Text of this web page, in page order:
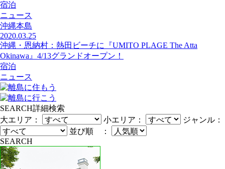
宿泊
ニュース
沖縄本島
2020.03.25
沖縄・恩納村：熱田ビーチに『UMITO PLAGE The Atta
Okinawa』4/13グランドオープン！
宿泊
ニュース
SEARCH詳細検索
大エリア：
小エリア：
ジャンル：
並び順 ：
SEARCH